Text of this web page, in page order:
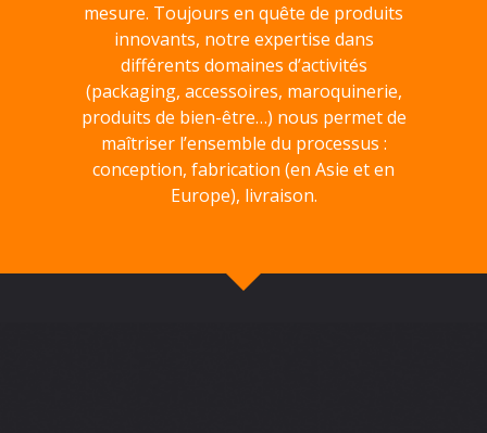
mesure. Toujours en quête de produits
innovants, notre expertise dans
différents domaines d’activités
(packaging, accessoires, maroquinerie,
produits de bien-être…) nous permet de
maîtriser l’ensemble du processus :
conception, fabrication (en Asie et en
Europe), livraison.